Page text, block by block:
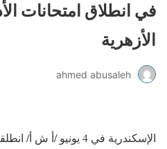
في انطلاق امتحانات
الأزهرية
ahmed abusaleh
الإسكندرية في 4 يونيو